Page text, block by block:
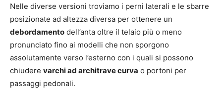
Nelle diverse versioni troviamo i perni laterali e le sbarre
posizionate ad altezza diversa per ottenere un
debordamento dell’anta oltre il telaio più o meno
pronunciato fino ai modelli che non sporgono
assolutamente verso l’esterno con i quali si possono
chiudere varchi ad architrave curva o portoni per
passaggi pedonali.